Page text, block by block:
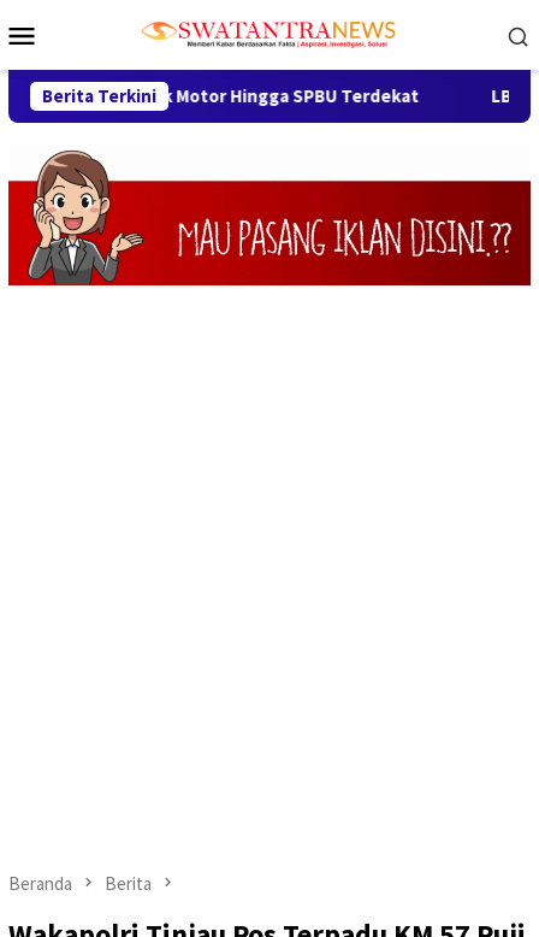
ke
Mobile
Berita Terkini
Derek Motor Hingga SPBU Terdekat LBH Arya
Beranda Berita